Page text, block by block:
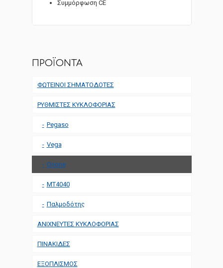
Συμμόρφωση CE
ΠΡΟΪΟΝΤΑ
ΦΩΤΕΙΝΟΙ ΣΗΜΑΤΟΔΟΤΕΣ
ΡΥΘΜΙΣΤΕΣ ΚΥΚΛΟΦΟΡΙΑΣ
Pegaso
Vega
Orione
MT4040
Παλμοδότης
ΑΝΙΧΝΕΥΤΕΣ ΚΥΚΛΟΦΟΡΙΑΣ
ΠΙΝΑΚΙΔΕΣ
ΕΞΟΠΛΙΣΜΟΣ